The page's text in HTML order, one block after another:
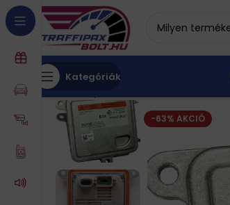
Kategóriák
Kezdőlap
-63% AKCIÓ